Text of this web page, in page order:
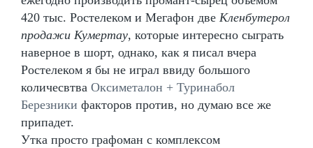
420 тыс. Ростелеком и Мегафон две Кленбутерол
продажи Кумертау, которые интересно сыграть
наверное в шорт, однако, как я писал вчера
Ростелеком я бы не играл ввиду большого
количесвтва Оксиметалон + Туринабол
Березники факторов против, но думаю все же
припадет.
Утка просто графоман с комплексом